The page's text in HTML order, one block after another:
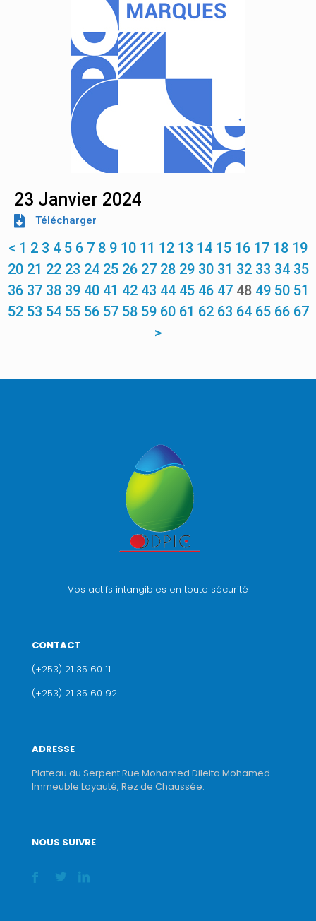
23 Janvier 2024
Télécharger
< 1 2 3 4 5 6 7 8 9 10 11 12 13 14 15 16 17 18 19
20 21 22 23 24 25 26 27 28 29 30 31 32 33 34 35
36 37 38 39 40 41 42 43 44 45 46 47 48 49 50 51
52 53 54 55 56 57 58 59 60 61 62 63 64 65 66 67
>
Vos actifs intangibles en toute sécurité
CONTACT
(+253) 21 35 60 11
(+253) 21 35 60 92
ADRESSE
Plateau du Serpent Rue Mohamed Dileita Mohamed
Immeuble Loyauté, Rez de Chaussée.
NOUS SUIVRE